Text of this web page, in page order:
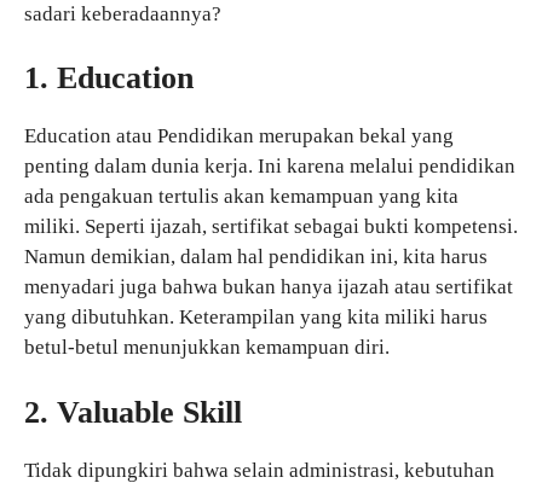
sadari keberadaannya?
1. Education
Education atau Pendidikan merupakan bekal yang
penting dalam dunia kerja. Ini karena melalui pendidikan
ada pengakuan tertulis akan kemampuan yang kita
miliki. Seperti ijazah, sertifikat sebagai bukti kompetensi.
Namun demikian, dalam hal pendidikan ini, kita harus
menyadari juga bahwa bukan hanya ijazah atau sertifikat
yang dibutuhkan. Keterampilan yang kita miliki harus
betul-betul menunjukkan kemampuan diri.
2. Valuable Skill
Tidak dipungkiri bahwa selain administrasi, kebutuhan